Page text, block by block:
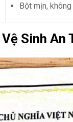
Bột mịn,
Sinh An